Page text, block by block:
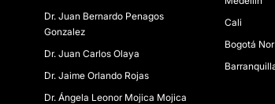
Dr. Juan Bernardo Penagos
Gonzalez
Dr. Juan Carlos Olaya
Dr. Jaime Orlando Rojas
Dr. Ángela Leonor Mojica Mojica
Cali
Bogotá